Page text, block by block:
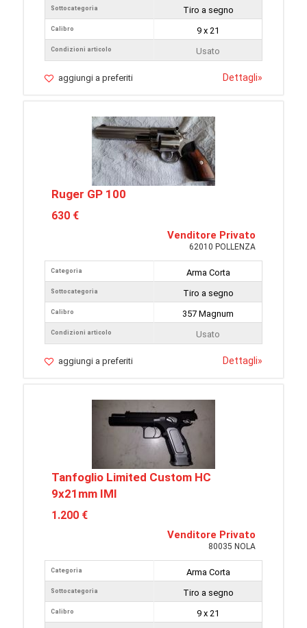
Sottocategoria
Calibro
Condizioni articolo
Tiro a segno
9 x 21
Usato
aggiungi a preferiti Dettagli»
Ruger GP 100
630 €
Venditore Privato
62010 POLLENZA
Categoria
Sottocategoria
Calibro
Condizioni articolo
Arma Corta
Tiro a segno
357 Magnum
Usato
aggiungi a preferiti Dettagli»
Tanfoglio Limited Custom HC
9x21mm IMI
1.200 €
Venditore Privato
80035 NOLA
Categoria
Sottocategoria
Calibro
Arma Corta
Tiro a segno
9 x 21